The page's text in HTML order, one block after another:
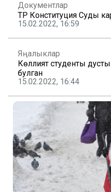
Документлар
ТР Конституция Суды
15.02.2022, 16:59
Яңалыклар
Көллият студенты
булган
15.02.2022, 16:44